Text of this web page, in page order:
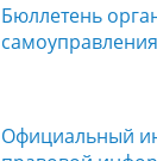
Бюллетень
самоуправления
Официальный